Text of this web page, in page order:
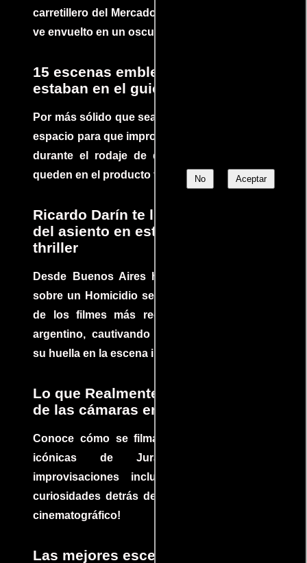
No Aceptar
carretillero del Mercado 4 de Asunción que se
ve envuelto en un oscuro mundo de crimen
15 escenas emblemáticas que no
estaban en el guion
Por más sólido que sea un guión siempre hay
espacio para que improvisaciones que se dan
durante el rodaje de determinadas escenas
queden en el producto final.
Ricardo Darín te llevará al borde
del asiento en este increíble
thriller
Desde Buenos Aires hasta el mundo, Tesis
sobre un Homicidio se ha convertido en uno
de los filmes más recomendados del cine
argentino, cautivando audiencias y dejando
su huella en la escena internacional.
Lo que Realmente Sucedió detrás
de las cámaras en Jurassic Park
Conoce cómo se filmaron algunas escenas
icónicas de Jurassic Park, con
improvisaciones incluidas. ¡Descubre las
curiosidades detrás del rodaje de un clásico
cinematográfico!
Las mejores escenas de acción